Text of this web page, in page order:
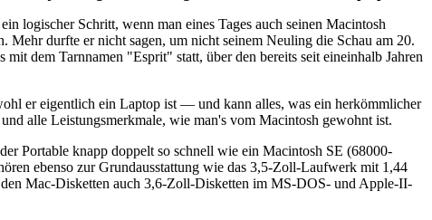
logischer Schritt, wenn man eines Tages auch seinen Macintosh
durfte er nicht sagen, um nicht seinem Neuling die Schau am 20.
dem Tarnnamen "Esprit" statt, über den bereits seit eineinhalb Jahren
er eigentlich ein Laptop ist — und kann alles, was ein herkömmlicher
alle Leistungsmerkmale, wie man's vom Macintosh gewohnt ist.
Portable knapp doppelt so schnell wie ein Macintosh SE (68000-
ebenso zur Grundausstattung wie das 3,5-Zoll-Laufwerk mit 1,44
Mac-Disketten auch 3,6-Zoll-Disketten im MS-DOS- und Apple-II-